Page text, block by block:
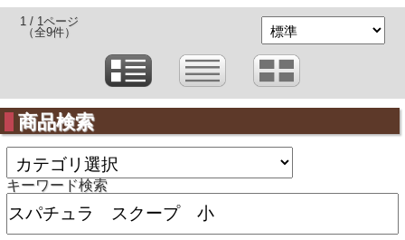
1 / 1ページ
（全9件）
商品検索
キーワード検索